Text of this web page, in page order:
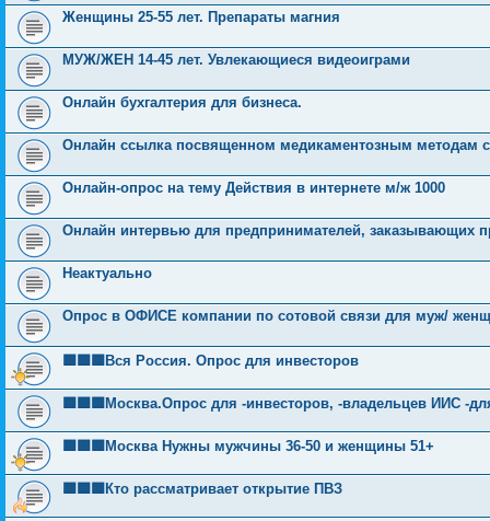
Женщины 25-55 лет. Препараты магния
МУЖ/ЖЕН 14-45 лет. Увлекающиеся видеоиграми
Онлайн бухгалтерия для бизнеса.
Онлайн ссылка посвященном медикаментозным методам
Онлайн-опрос на тему Действия в интернете м/ж 1000
Онлайн интервью для предпринимателей, заказывающих
Неактуально
Опрос в ОФИСЕ компании по сотовой связи для муж/ женщ
🟩🟩🟩Вся Россия. Опрос для инвесторов
🟩🟩🟩Москва.Опрос для -инвесторов, -владельцев ИИС -
🟩🟩🟩Москва Нужны мужчины 36-50 и женщины 51+
🟩🟩🟩Кто рассматривает открытие ПВЗ